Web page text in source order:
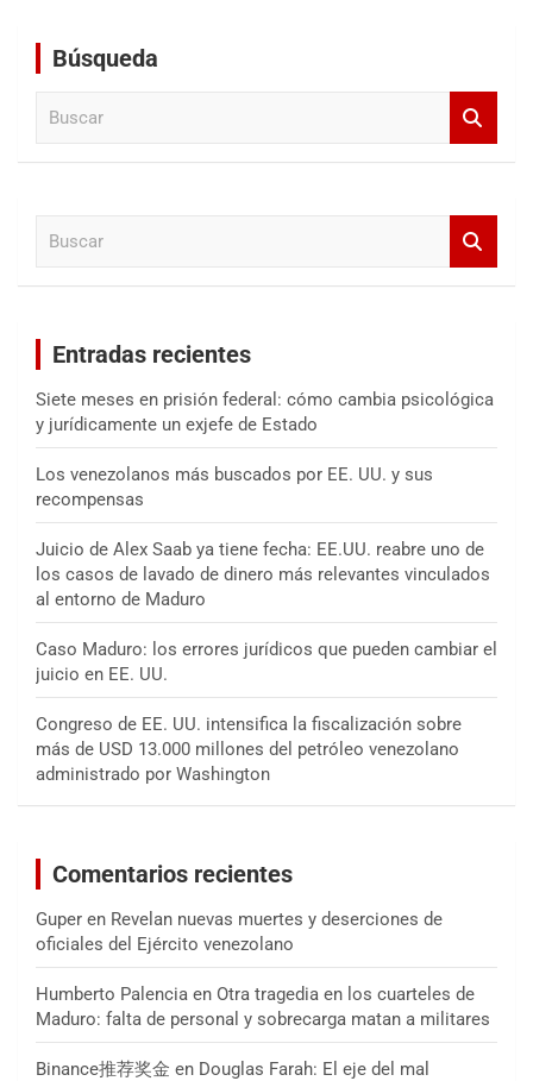
Búsqueda
Entradas recientes
Siete meses en prisión federal: cómo cambia psicológica
y jurídicamente un exjefe de Estado
Los venezolanos más buscados por EE. UU. y sus
recompensas
Juicio de Alex Saab ya tiene fecha: EE.UU. reabre uno de
los casos de lavado de dinero más relevantes vinculados
al entorno de Maduro
Caso Maduro: los errores jurídicos que pueden cambiar el
juicio en EE. UU.
Congreso de EE. UU. intensifica la fiscalización sobre
más de USD 13.000 millones del petróleo venezolano
administrado por Washington
Comentarios recientes
Guper en Revelan nuevas muertes y deserciones de
oficiales del Ejército venezolano
Humberto Palencia en Otra tragedia en los cuarteles de
Maduro: falta de personal y sobrecarga matan a militares
Binance推荐奖金 en Douglas Farah: El eje del mal